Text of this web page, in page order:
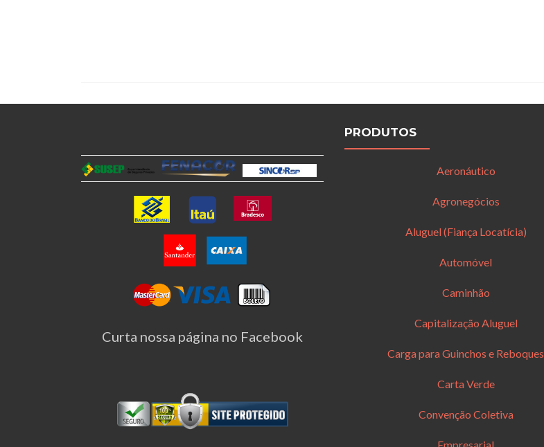
Curta nossa página no Facebook
PRODUTOS
Aeronáutico
Agronegócios
Aluguel (Fiança Locatícia)
Automóvel
Caminhão
Capitalização Aluguel
Carga para Guinchos e Reboques
Carta Verde
Convenção Coletiva
Empresarial